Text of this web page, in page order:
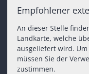
Empfohlener
An dieser Stelle
Landkarte, welche
ausgeliefert wird.
müssen Sie der
zustimmen.